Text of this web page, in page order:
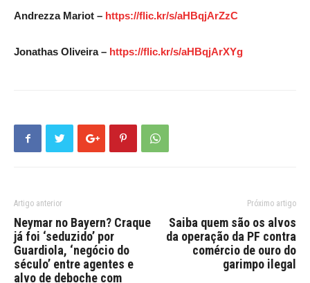
Andrezza Mariot – https://flic.kr/s/aHBqjArZzC
Jonathas Oliveira – https://flic.kr/s/aHBqjArXYg
Artigo anterior
Neymar no Bayern? Craque
já foi ‘seduzido’ por
Guardiola, ‘negócio do
século’ entre agentes e
alvo de deboche com
Próximo artigo
Saiba quem são os alvos
da operação da PF contra
comércio de ouro do
garimpo ilegal